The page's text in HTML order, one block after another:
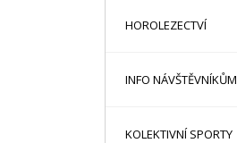
HOROLEZECTVÍ
INFO NÁVŠTĚVNÍKŮM
KOLEKTIVNÍ SPORTY